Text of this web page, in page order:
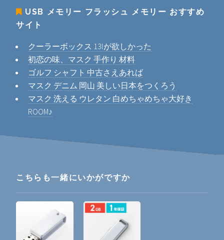
USB メモリー フラッシュ メモリー おすすめ
サイト
クーラーボックス 13lが欲しかった
初恋の味、マスク 手作り 材料
ゴルフ シャフト 中古さえあれば
マスク デニム 岡山 美しい日本をつくろう
マスク 洗える ウレタン 白めちゃめちゃ大好き
ROOM♪
こちらも一緒にいかがですか